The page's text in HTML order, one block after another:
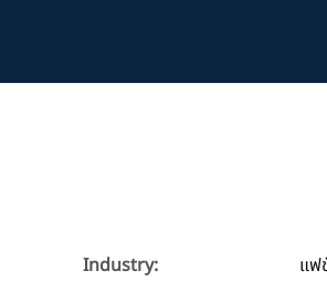
Industry:
แฟ